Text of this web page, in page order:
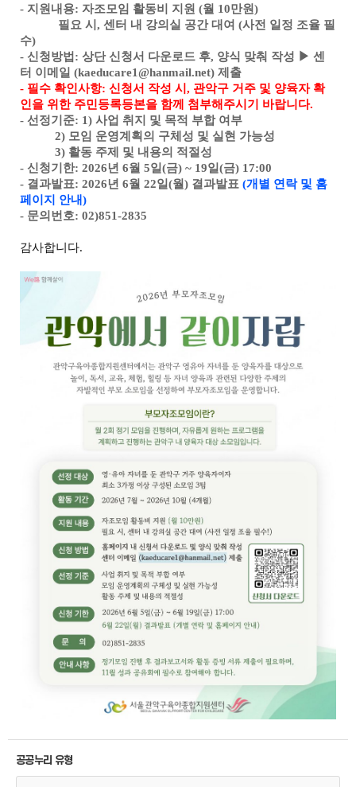
- 지원내용: 자조모임 활동비 지원 (월 10만원)
필요 시, 센터 내 강의실 공간 대여 (사전 일정 조율 필
수)
- 신청방법: 상단 신청서 다운로드 후, 양식 맞춰 작성 ▶ 센
터 이메일 (kaeducare1@hanmail.net) 제출
- 필수 확인사항: 신청서 작성 시, 관악구 거주 및 양육자 확
인을 위한 주민등록등본을 함께 첨부해주시기 바랍니다.
- 선정기준: 1) 사업 취지 및 목적 부합 여부
2) 모임 운영계획의 구체성 및 실현 가능성
3) 활동 주제 및 내용의 적절성
- 신청기한: 2026년 6월 5일(금) ~ 19일(금) 17:00
- 결과발표: 2026년 6월 22일(월) 결과발표 (개별 연락 및 홈
페이지 안내)
- 문의번호: 02)851-2835
감사합니다.
공공누리 유형